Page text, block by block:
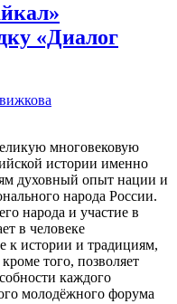
«Диалог
многовековую
истории именно
духовный опыт нации и
народа России.
народа и участие в
в человеке
к истории и традициям,
того, позволяет
каждого
молодёжного форума